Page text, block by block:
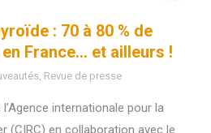
: 70 à 80 % de
France… et ailleurs !
Revue de presse
internationale pour la
(CIRC) en collaboration avec le